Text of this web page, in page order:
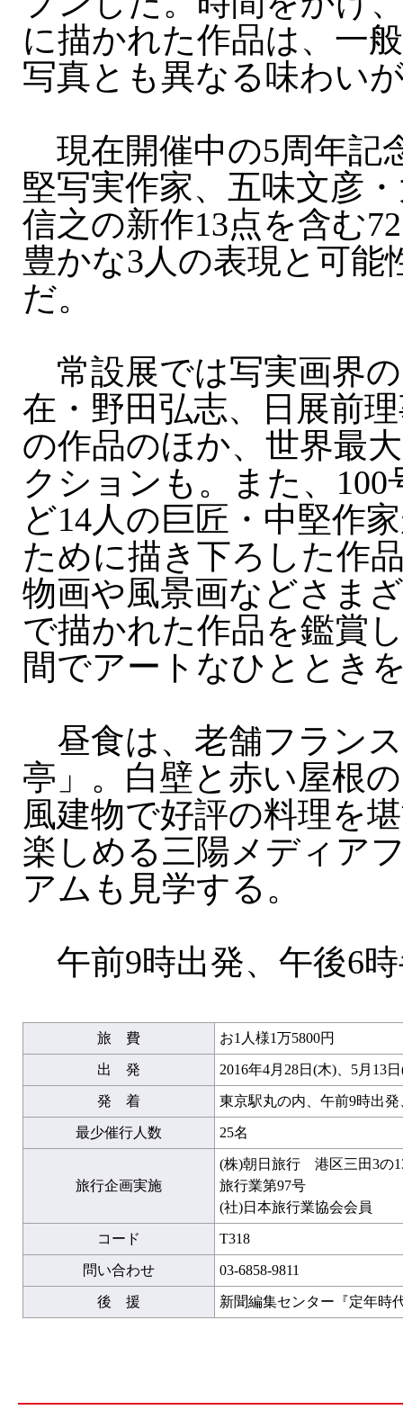
に描かれた作品は、一
写真とも異なる味わい
現在開催中の5周年記
堅写実作家、五味文彦
信之の新作13点を含む
豊かな3人の表現と可能
だ。
常設展では写実画界
在・野田弘志、日展前
の作品のほか、世界最
クションも。また、100
ど14人の巨匠・中堅作
ために描き下ろした作
物画や風景画などさま
で描かれた作品を鑑賞
間でアートなひととき
昼食は、老舗フラン
亭」。白壁と赤い屋根
風建物で好評の料理を
楽しめる三陽メディア
アムも見学する。
午前9時出発、午後6
旅 費 お1人様1万5800円
出 発 2016年4月28日(木)、5月13
発 着 東京駅丸の内、午前9時出
最少催行人数 25名
旅行企画実施
(株)朝日旅行 港区三田3の
旅行業第97号
(社)日本旅行業協会会員
コード T318
問い合わせ 03-6858-9811
後 援 新聞編集センター『定年時